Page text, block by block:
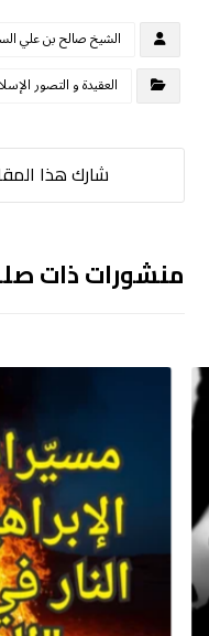
الشيخ صالح بن علي
العقيدة و التصور
منشورات ذات